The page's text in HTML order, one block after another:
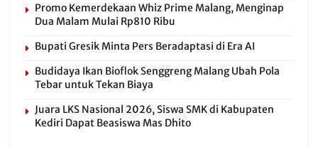
Promo Kemerdekaan Whiz Prime Malang, Menginap
Dua Malam Mulai Rp810 Ribu
Bupati Gresik Minta Pers Beradaptasi di Era AI
Budidaya Ikan Bioflok Senggreng Malang Ubah Pola
Tebar untuk Tekan Biaya
Juara LKS Nasional 2026, Siswa SMK di Kabupaten
Kediri Dapat Beasiswa Mas Dhito